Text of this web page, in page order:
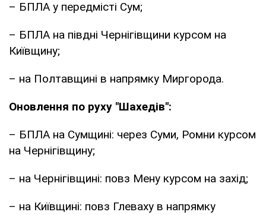
– БПЛА у передмісті Сум;
– БПЛА на півдні Чернігівщини курсом на
Київщину;
– на Полтавщині в напрямку Миргорода.
Оновлення по руху "Шахедів":
– БПЛА на Сумщині: через Суми, Ромни курсом
на Чернігівщину;
– на Чернігівщині: повз Мену курсом на захід;
– на Київщині: повз Глеваху в напрямку